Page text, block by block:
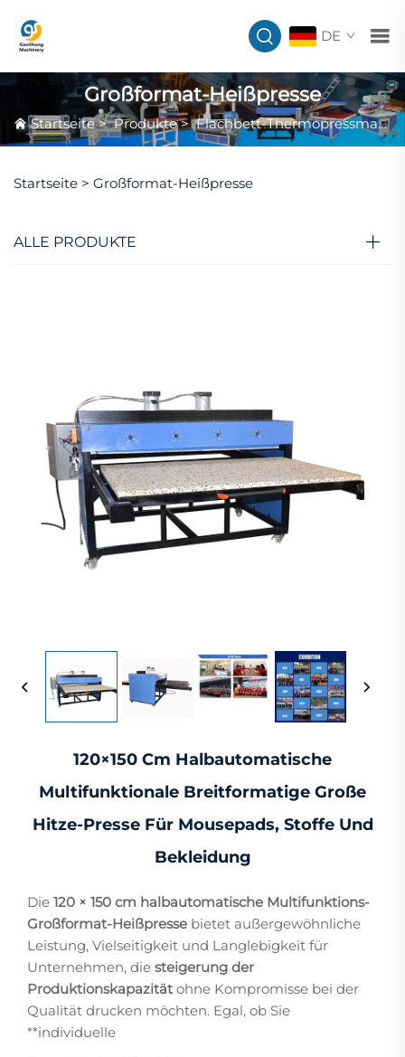
DE
Großformat-Heißpresse
Startseite>Produkte>Flachbett-Thermopressmaschine
Startseite > Großformat-Heißpresse
ALLE PRODUKTE
120×150 Cm Halbautomatische
Multifunktionale Breitformatige Große
Hitze-Presse Für Mousepads, Stoffe Und
Bekleidung
Die 120 × 150 cm halbautomatische Multifunktions-
Großformat-Heißpresse bietet außergewöhnliche
Leistung, Vielseitigkeit und Langlebigkeit für
Unternehmen, die steigerung der
Produktionskapazität ohne Kompromisse bei der
Qualität drucken möchten. Egal, ob Sie
**individuelle